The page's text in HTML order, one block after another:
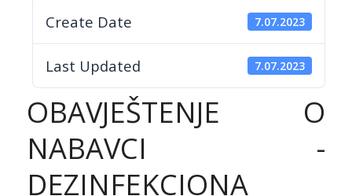
Create Date 7.07.2023
Last Updated 7.07.2023
OBAVJEŠTENJE O
NABAVCI -
DEZINFEKCIONA